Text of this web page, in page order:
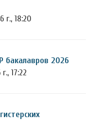
г., 18:20
бакалавров 2026
17:22